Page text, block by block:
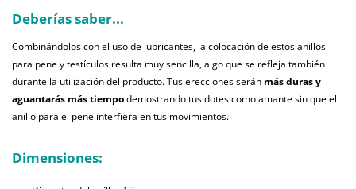
Deberías saber...
Combinándolos con el uso de lubricantes, la colocación de estos anillos
para pene y testículos resulta muy sencilla, algo que se refleja también
durante la utilización del producto. Tus erecciones serán más duras y
aguantarás más tiempodemostrando tus dotes como amante sin que el
anillo para el pene interfiera en tus movimientos.
Dimensiones: